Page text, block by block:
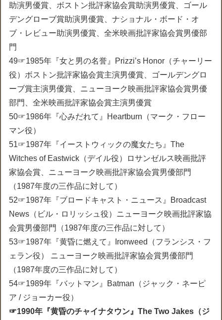
助演男優賞、ボストン批評家協会賞助演男優賞、ゴール
デングローブ賞助演男優賞、ナショナル・ボード・オ
ブ・レビュー助演男優賞、全米映画批評家協会賞男優部
門
49☞1985年『女と男の名誉』Prizzi’s Honor（チャーリー
役）ボストン批評家協会賞主演男優賞、ゴールデングロ
ーブ賞主演男優賞、ニューヨーク映画批評家協会賞男優
部門、全米映画批評家協会賞主演男優賞
50☞1986年『心みだれて』Heartburn（マーク・フロー
マン役）
51☞1987年『イーストウィックの魔女たち』The
Witches of Eastwick（デイル役）ロサンゼルス映画批評
家協会賞、ニューヨーク映画批評家協会賞男優部門
（1987年度の三作品に対して）
52☞1987年『ブロードキャスト・ニュース』Broadcast
News（ビル・ロリッシュ役）ニューヨーク映画批評家協
会賞男優部門（1987年度の三作品に対して）
53☞1987年『黄昏に燃えて』Ironweed（フランシス・フ
ェラン役） ニューヨーク映画批評家協会賞男優部門
（1987年度の三作品に対して）
54☞1989年『バットマン』Batman（ジャック・ネーピ
ア / ジョーカー役）
☞1990年『黄昏のチャイナタウン』The Two Jakes（ジ